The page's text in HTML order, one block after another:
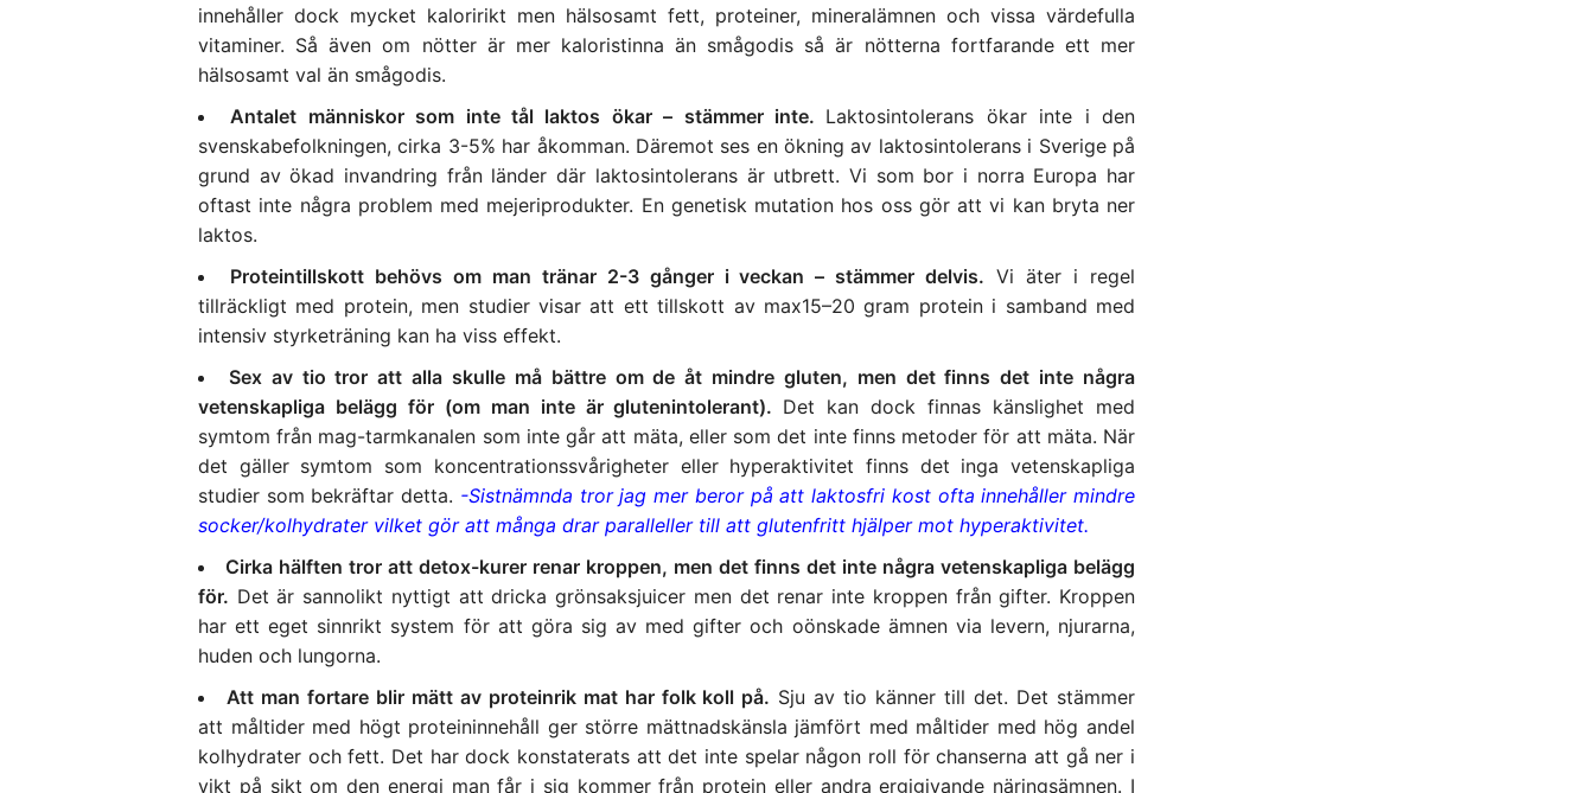
innehåller dock mycket kaloririkt men hälsosamt fett, proteiner, mineralämnen och vissa värdefulla
vitaminer. Så även om nötter är mer kaloristinna än smågodis så är nötterna fortfarande ett mer
hälsosamt val än smågodis.
Antalet människor som inte tål laktos ökar – stämmer inte. Laktosintolerans ökar inte i den
svenskabefolkningen, cirka 3-5% har åkomman. Däremot ses en ökning av laktosintolerans i Sverige på
grund av ökad invandring från länder där laktosintolerans är utbrett. Vi som bor i norra Europa har
oftast inte några problem med mejeriprodukter. En genetisk mutation hos oss gör att vi kan bryta ner
laktos.
Proteintillskott behövs om man tränar 2-3 gånger i veckan – stämmer delvis. Vi äter i regel
tillräckligt med protein, men studier visar att ett tillskott av max15–20 gram protein i samband med
intensiv styrketräning kan ha viss effekt.
Sex av tio tror att alla skulle må bättre om de åt mindre gluten, men det finns det inte några
vetenskapliga belägg för (om man inte är glutenintolerant). Det kan dock finnas känslighet med
symtom från mag-tarmkanalen som inte går att mäta, eller som det inte finns metoder för att mäta. När
det gäller symtom som koncentrationssvårigheter eller hyperaktivitet finns det inga vetenskapliga
studier som bekräftar detta. -Sistnämnda tror jag mer beror på att laktosfri kost ofta innehåller mindre
socker/kolhydrater vilket gör att många drar paralleller till att glutenfritt hjälper mot hyperaktivitet.
Cirka hälften tror att detox-kurer renar kroppen, men det finns det inte några vetenskapliga belägg
för. Det är sannolikt nyttigt att dricka grönsaksjuicer men det renar inte kroppen från gifter. Kroppen
har ett eget sinnrikt system för att göra sig av med gifter och oönskade ämnen via levern, njurarna,
huden och lungorna.
Att man fortare blir mätt av proteinrik mat har folk koll på. Sju av tio känner till det. Det stämmer
att måltider med högt proteininnehåll ger större mättnadskänsla jämfört med måltider med hög andel
kolhydrater och fett. Det har dock konstaterats att det inte spelar någon roll för chanserna att gå ner i
vikt på sikt om den energi man får i sig kommer från protein eller andra ergigivande näringsämnen. I